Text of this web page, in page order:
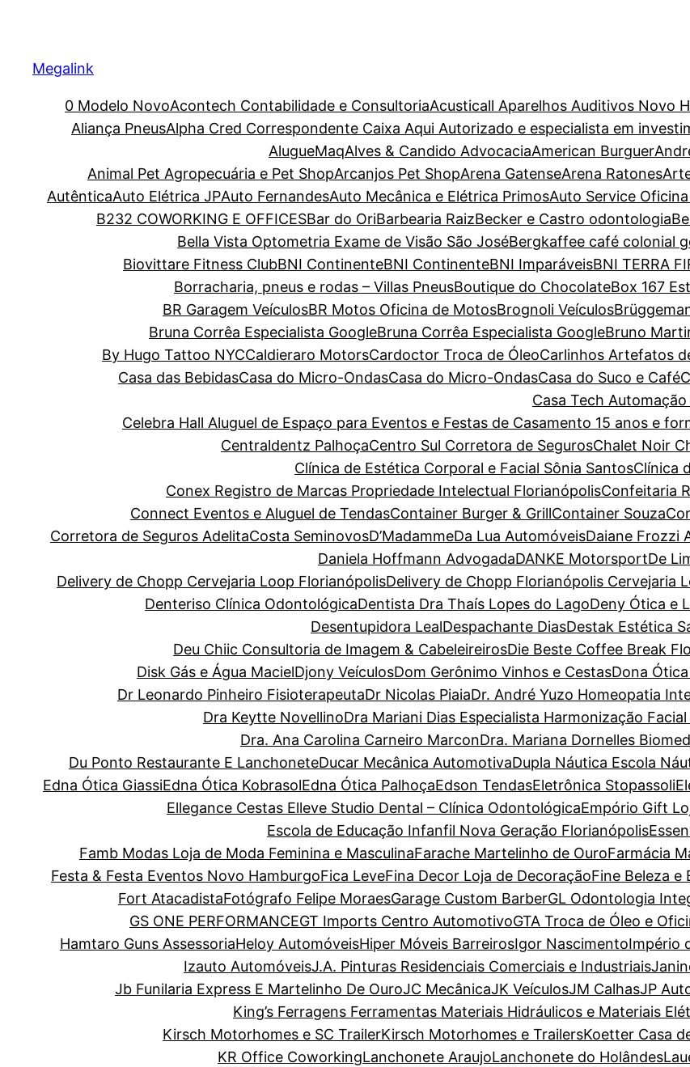
Megalink
0 Modelo NovoAcontech Contabilidade e ConsultoriaAcusticall Aparelhos Auditivos Novo
Aliança PneusAlpha Cred Correspondente Caixa Aqui Autorizado e especialista em
AlugueMaqAlves & Candido AdvocaciaAmerican Burguer
Animal Pet Agropecuária e Pet ShopArcanjos Pet ShopArena GatenseArena Ratones
AutênticaAuto Elétrica JPAuto FernandesAuto Mecânica e Elétrica PrimosAuto Service
B232 COWORKING E OFFICESBar do OriBarbearia RaizBecker e Castro odontologia
Bella Vista Optometria Exame de Visão São JoséBergkaffee café colonial
Biovittare Fitness ClubBNI ContinenteBNI ContinenteBNI ImparáveisBNI TERRA
Borracharia, pneus e rodas – Villas PneusBoutique do ChocolateBox 167
BR Garagem VeículosBR Motos Oficina de MotosBrognoli Veículos
Bruna Corrêa Especialista GoogleBruna Corrêa Especialista GoogleBruno
By Hugo Tattoo NYCCaldieraro MotorsCardoctor Troca de ÓleoCarlinhos Artefatos
Casa das BebidasCasa do Micro-OndasCasa do Micro-OndasCasa do Suco e Café
Casa Tech Automação
Celebra Hall Aluguel de Espaço para Eventos e Festas de Casamento 15 anos e
Centraldentz PalhoçaCentro Sul Corretora de SegurosChalet Noir
Clínica de Estética Corporal e Facial Sônia SantosClínica
Conex Registro de Marcas Propriedade Intelectual FlorianópolisConfeitaria
Connect Eventos e Aluguel de TendasContainer Burger & GrillContainer Souza
Corretora de Seguros AdelitaCosta SeminovosD’MadammeDa Lua AutomóveisDaiane Frozzi
Daniela Hoffmann AdvogadaDANKE MotorsportDe
Delivery de Chopp Cervejaria Loop FlorianópolisDelivery de Chopp Florianópolis Cervejaria
Denteriso Clínica OdontológicaDentista Dra Thaís Lopes do LagoDeny Ótica e
Desentupidora LealDespachante DiasDestak Estética
Deu Chiic Consultoria de Imagem & CabeleireirosDie Beste Coffee Break
Disk Gás e Água MacielDjony VeículosDom Gerônimo Vinhos e CestasDona
Dr Leonardo Pinheiro FisioterapeutaDr Nicolas PiaiaDr. André Yuzo Homeopatia
Dra Keytte NovellinoDra Mariani Dias Especialista Harmonização
Dra. Ana Carolina Carneiro MarconDra. Mariana Dornelles
Du Ponto Restaurante E LanchoneteDucar Mecânica AutomotivaDupla Náutica Escola
Edna Ótica GiassiEdna Ótica KobrasolEdna Ótica PalhoçaEdson TendasEletrônica Stopassoli
Ellegance Cestas Elleve Studio Dental – Clínica OdontológicaEmpório Gift
Escola de Educação Infanfil Nova Geração Florianópolis
Famb Modas Loja de Moda Feminina e MasculinaFarache Martelinho de OuroFarmácia
Festa & Festa Eventos Novo HamburgoFica LeveFina Decor Loja de DecoraçãoFine Beleza e
Fort AtacadistaFotógrafo Felipe MoraesGarage Custom BarberGL Odontologia
GS ONE PERFORMANCEGT Imports Centro AutomotivoGTA Troca de Óleo e
Hamtaro Guns AssessoriaHeloy AutomóveisHiper Móveis BarreirosIgor NascimentoImpério
Izauto AutomóveisJ.A. Pinturas Residenciais Comerciais e Industriais
Jb Funilaria Express E Martelinho De OuroJC MecânicaJK VeículosJM CalhasJP
King’s Ferragens Ferramentas Materiais Hidráulicos e Materiais
Kirsch Motorhomes e SC TrailerKirsch Motorhomes e TrailersKoetter Casa
KR Office CoworkingLanchonete AraujoLanchonete do Holândes